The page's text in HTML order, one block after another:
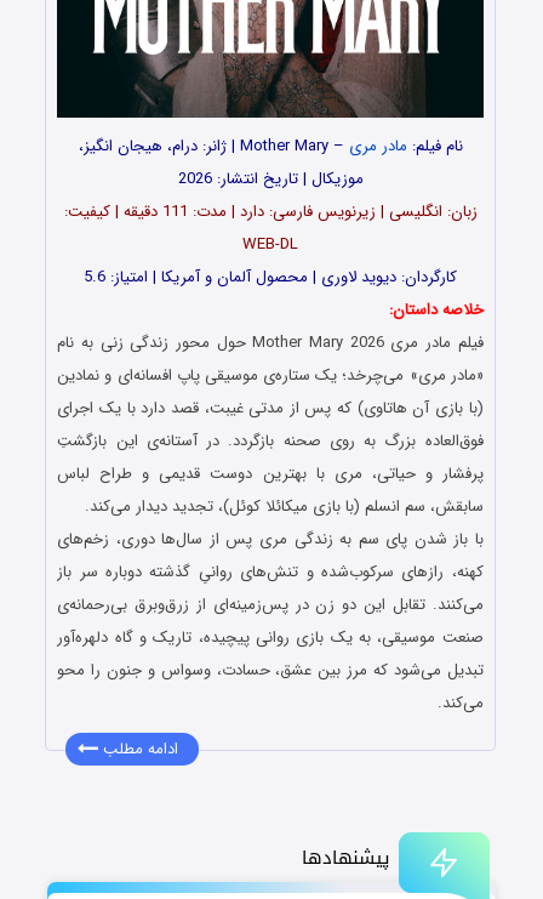
پیشنهادها
نام فیلم: مادر مری
– Mother Mary | ژانر: درام، هیجان انگیز،
موزیکال | تاریخ انتشار: 2026
زبان: انگلیسی | زیرنویس فارسی: دارد | مدت: 111 دقیقه | کیفیت:
WEB-DL
کارگردان: دیوید لاوری | محصول آلمان و آمریکا | امتیاز: 5.6
خلاصه داستان:
فیلم مادر مری Mother Mary 2026 حول محور زندگی زنی به نام
«مادر مری» می‌چرخد؛ یک ستاره‌ی موسیقی پاپ افسانه‌ای و نمادین
(با بازی آن هاتاوی) که پس از مدتی غیبت، قصد دارد با یک اجرای
فوق‌العاده بزرگ به روی صحنه بازگردد. در آستانه‌ی این بازگشتِ
پرفشار و حیاتی، مری با بهترین دوست قدیمی و طراح لباس
سابقش، سم انسلم (با بازی میکائلا کوئل)، تجدید دیدار می‌کند.
با باز شدن پای سم به زندگی مری پس از سال‌ها دوری، زخم‌های
کهنه، رازهای سرکوب‌شده و تنش‌های روانیِ گذشته دوباره سر باز
می‌کنند. تقابل این دو زن در پس‌زمینه‌ای از زرق‌وبرق بی‌رحمانه‌ی
صنعت موسیقی، به یک بازی روانی پیچیده، تاریک و گاه دلهره‌آور
تبدیل می‌شود که مرز بین عشق، حسادت، وسواس و جنون را محو
می‌کند.
ادامه مطلب